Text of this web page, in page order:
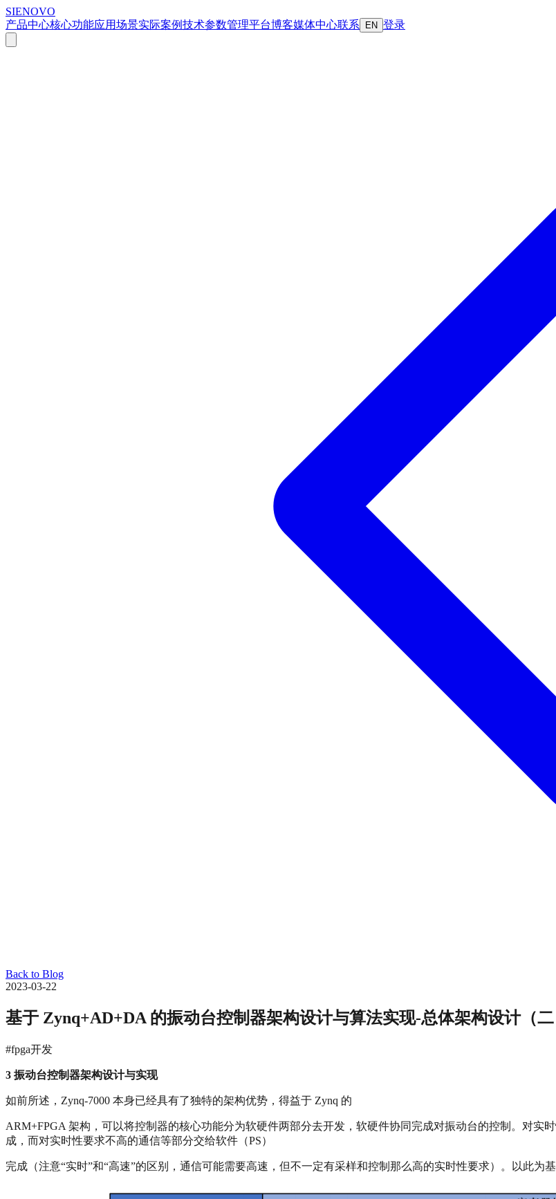
SIENOVO
产品中心核心功能应用场景实际案例技术参数管理平台博客媒体中心联系 EN 登录
Back to Blog
2023-03-22
基于 Zynq+AD+DA 的振动台控制器架构设计与算法实现-总体架构设计（二
#fpga开发
3 振动台控制器架构设计与实现
如前所述，Zynq-7000 本身已经具有了独特的架构优势，得益于 Zynq 的
ARM+FPGA 架构，可以将控制器的核心功能分为软硬件两部分去开发，软硬件协同完成对振动台的控制。对实
成，而对实时性要求不高的通信等部分交给软件（PS）
完成（注意“实时”和“高速”的区别，通信可能需要高速，但不一定有采样和控制那么高的实时性要求）。以此为